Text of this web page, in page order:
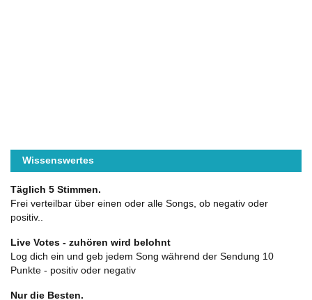
Wissenswertes
Täglich 5 Stimmen.
Frei verteilbar über einen oder alle Songs, ob negativ oder
positiv..
Live Votes - zuhören wird belohnt
Log dich ein und geb jedem Song während der Sendung 10
Punkte - positiv oder negativ
Nur die Besten.